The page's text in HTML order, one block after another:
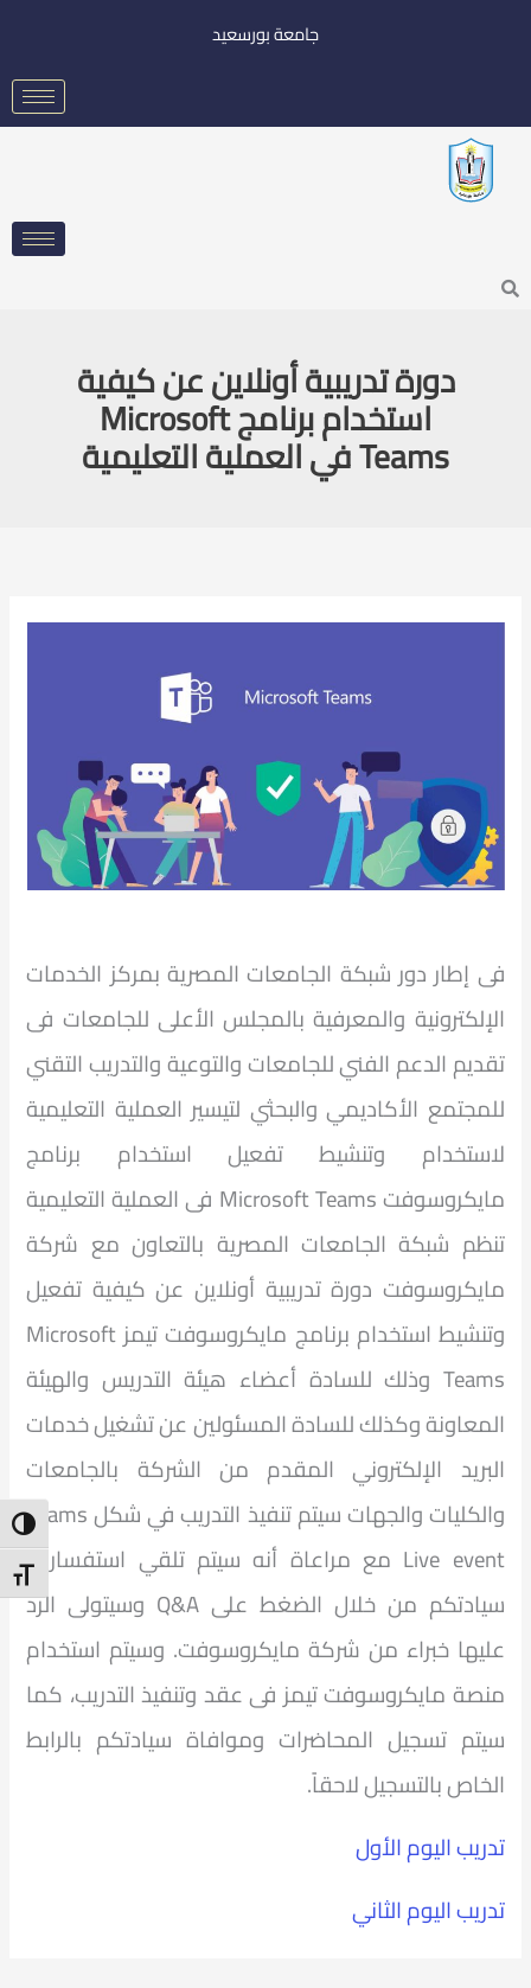
Size
جامعة بورسعيد
Search
دورة تدريبية أونلاين عن كيفية
استخدام برنامج Microsoft
Teams في العملية التعليمية
فى إطار دور شبكة الجامعات المصرية بمركز الخدمات
الإلكترونية والمعرفية بالمجلس الأعلى للجامعات فى
تقديم الدعم الفني للجامعات والتوعية والتدريب التقني
للمجتمع الأكاديمي والبحثي لتيسير العملية التعليمية
لاستخدام وتنشيط تفعيل استخدام برنامج
مايكروسوفت Microsoft Teams فى العملية التعليمية
تنظم شبكة الجامعات المصرية بالتعاون مع شركة
مايكروسوفت دورة تدريبية أونلاين عن كيفية تفعيل
وتنشيط استخدام برنامج مايكروسوفت تيمز Microsoft
Teams وذلك للسادة أعضاء هيئة التدريس والهيئة
المعاونة وكذلك للسادة المسئولين عن تشغيل خدمات
البريد الإلكتروني المقدم من الشركة بالجامعات
والكليات والجهات سيتم تنفيذ التدريب في شكل Teams
Live event مع مراعاة أنه سيتم تلقي استفسارات
سيادتكم من خلال الضغط على Q&A وسيتولى الرد
عليها خبراء من شركة مايكروسوفت. وسيتم استخدام
منصة مايكروسوفت تيمز فى عقد وتنفيذ التدريب، كما
سيتم تسجيل المحاضرات وموافاة سيادتكم بالرابط
الخاص بالتسجيل لاحقاً.
تدريب اليوم الأول
تدريب اليوم الثاني